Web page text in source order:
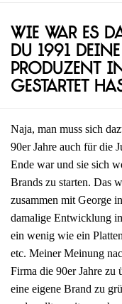
Wie war es
du 1991
Produzent
gestartet
Naja, man muss sich
90er Jahre auch für die
Ende war und sie sich
Brands zu starten. Das
zusammen mit George
damalige Entwicklung
ein wenig wie ein
etc. Meiner Meinung
Firma die 90er Jahre zu
eine eigene Brand zu